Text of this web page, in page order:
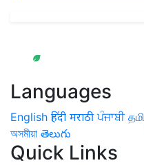
Languages
English हिंदी मराठी ਪੰਜਾਬੀ
অসমীয়া తెలుగు
Quick Links